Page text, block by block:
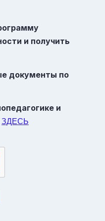
и получить
документы по
и
ЗДЕСЬ